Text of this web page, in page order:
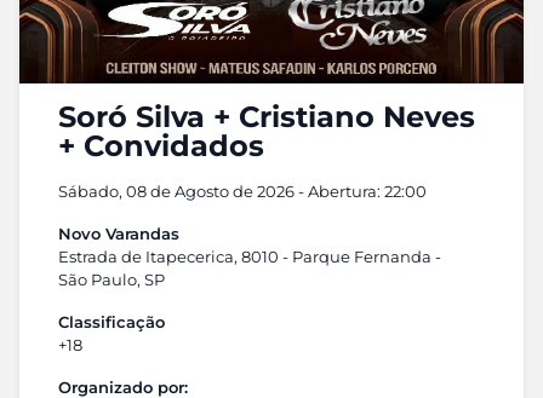
Soró Silva + Cristiano Neves
+ Convidados
Sábado, 08 de Agosto de 2026 - Abertura: 22:00
Novo Varandas
Estrada de Itapecerica, 8010 - Parque Fernanda -
São Paulo, SP
Classificação
+18
Organizado por: